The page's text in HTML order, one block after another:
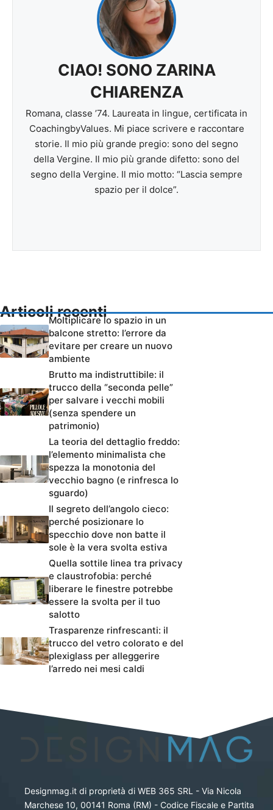
CIAO! SONO ZARINA
CHIARENZA
Romana, classe ’74. Laureata in lingue, certificata in
CoachingbyValues. Mi piace scrivere e raccontare
storie. Il mio più grande pregio: sono del segno
della Vergine. Il mio più grande difetto: sono del
segno della Vergine. Il mio motto: “Lascia sempre
spazio per il dolce”.
Articoli recenti
Moltiplicare lo spazio in un
balcone stretto: l’errore da
evitare per creare un nuovo
ambiente
Brutto ma indistruttibile: il
trucco della “seconda pelle”
per salvare i vecchi mobili
(senza spendere un
patrimonio)
La teoria del dettaglio freddo:
l’elemento minimalista che
spezza la monotonia del
vecchio bagno (e rinfresca lo
sguardo)
Il segreto dell’angolo cieco:
perché posizionare lo
specchio dove non batte il
sole è la vera svolta estiva
Quella sottile linea tra privacy
e claustrofobia: perché
liberare le finestre potrebbe
essere la svolta per il tuo
salotto
Trasparenze rinfrescanti: il
trucco del vetro colorato e del
plexiglass per alleggerire
l’arredo nei mesi caldi
Designmag.it di proprietà di WEB 365 SRL - Via Nicola
Marchese 10, 00141 Roma (RM) - Codice Fiscale e Partita